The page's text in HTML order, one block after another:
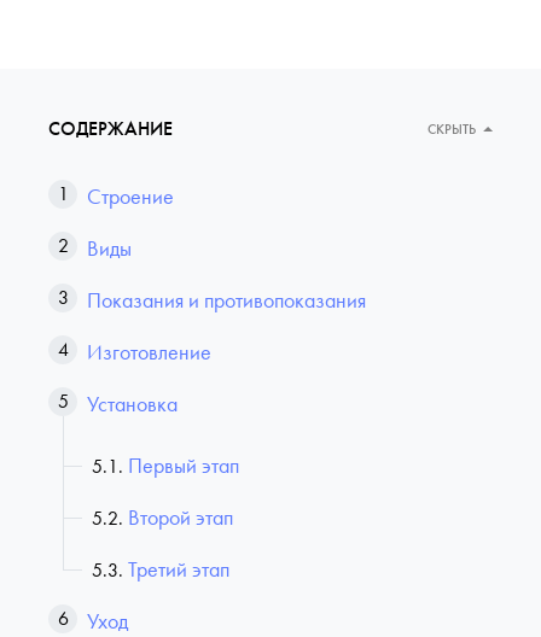
СОДЕРЖАНИЕ СКРЫТЬ
Строение
Виды
Показания и противопоказания
Изготовление
Установка
Первый этап
Второй этап
Третий этап
Уход